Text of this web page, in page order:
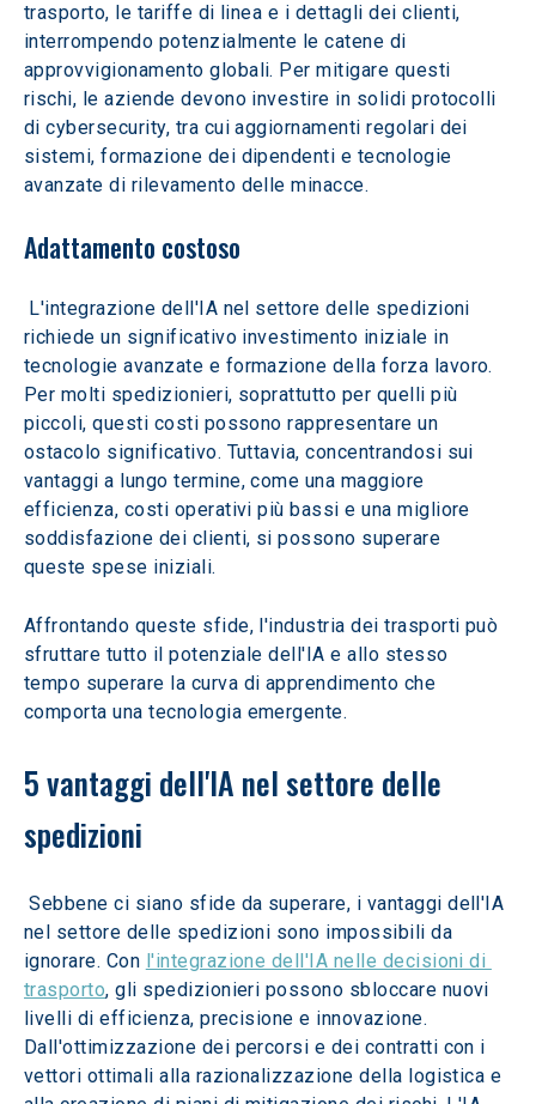
trasporto, le tariffe di linea e i dettagli dei clienti,
interrompendo potenzialmente le catene di
approvvigionamento globali. Per mitigare questi
rischi, le aziende devono investire in solidi protocolli
di cybersecurity, tra cui aggiornamenti regolari dei
sistemi, formazione dei dipendenti e tecnologie
avanzate di rilevamento delle minacce.
Adattamento costoso
richiede un significativo investimento iniziale in
tecnologie avanzate e formazione della forza lavoro.
Per molti spedizionieri, soprattutto per quelli più
piccoli, questi costi possono rappresentare un
ostacolo significativo. Tuttavia, concentrandosi sui
vantaggi a lungo termine, come una maggiore
efficienza, costi operativi più bassi e una migliore
soddisfazione dei clienti, si possono superare
queste spese iniziali.
Affrontando queste sfide, l'industria dei trasporti può
sfruttare tutto il potenziale dell'IA e allo stesso
tempo superare la curva di apprendimento che
comporta una tecnologia emergente.
5 vantaggi dell'IA nel settore delle
spedizioni
Sebbene ci siano sfide da superare, i vantaggi dell'IA
nel settore delle spedizioni sono impossibili da
ignorare. Con l'integrazione dell'IA nelle decisioni di
trasporto, gli spedizionieri possono sbloccare nuovi
livelli di efficienza, precisione e innovazione.
Dall'ottimizzazione dei percorsi e dei contratti con i
vettori ottimali alla razionalizzazione della logistica e